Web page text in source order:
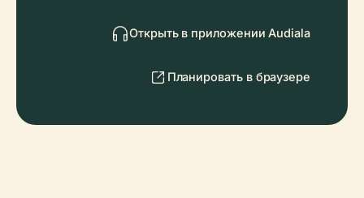
Открыть в приложении Audiala
Планировать в браузере